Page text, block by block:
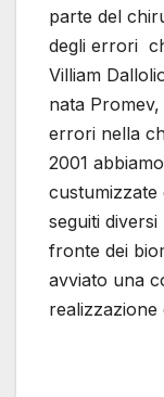
parte del
degli errori
Villiam
nata
errori nella
2001
custumizzate
seguiti
fronte dei
avviato una
realizzazione